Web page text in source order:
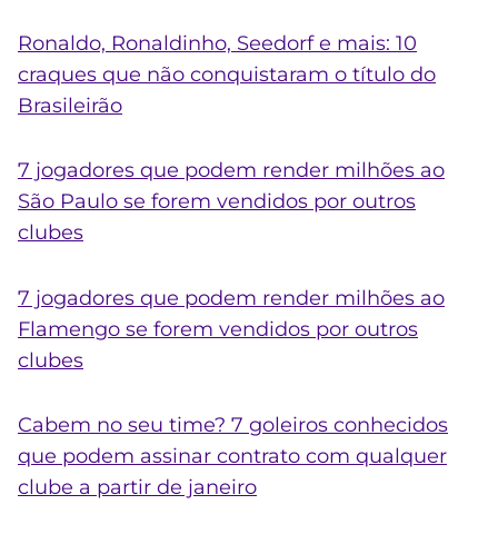
Ronaldo, Ronaldinho, Seedorf e mais: 10
craques que não conquistaram o título do
Brasileirão
7 jogadores que podem render milhões ao
São Paulo se forem vendidos por outros
clubes
7 jogadores que podem render milhões ao
Flamengo se forem vendidos por outros
clubes
Cabem no seu time? 7 goleiros conhecidos
que podem assinar contrato com qualquer
clube a partir de janeiro